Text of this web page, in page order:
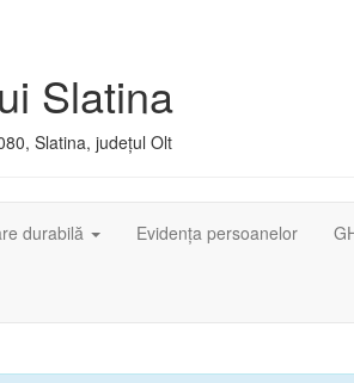
Slatina
Slatina, județul Olt
durabilă Evidența persoanelor